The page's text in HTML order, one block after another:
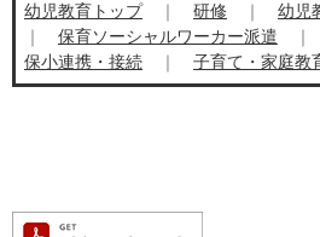
幼児教育トップ ｜ 研修 ｜
幼児
｜
保育ソーシャルワーカー派遣 ｜
保小連携・接続
｜ 子育て・家庭教